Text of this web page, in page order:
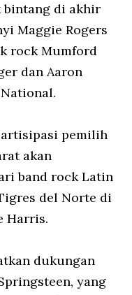
bintang di akhir
Maggie Rogers
rock Mumford
dan Aaron
pemilih
akan
band rock Latin
del Norte di
Harris.
dukungan
yang